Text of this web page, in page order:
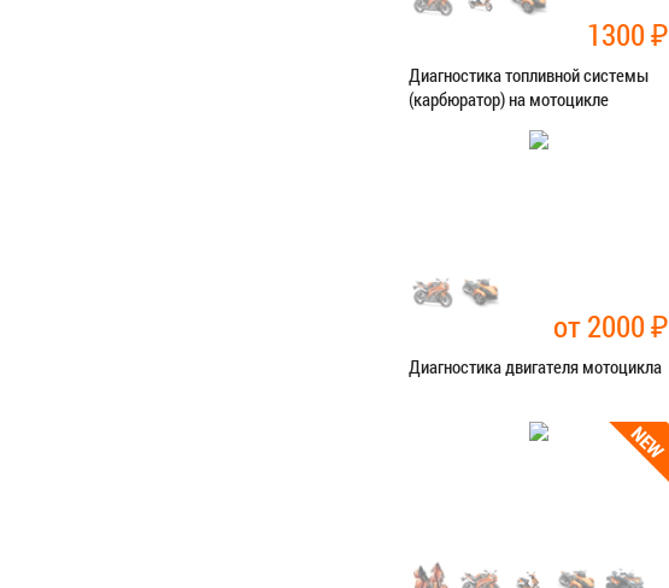
1300₽
Диагностика топливной системы
(карбюратор) на мотоцикле
Диагностика
от 2000₽
Диагностика двигателя мотоцикла
Диагностика